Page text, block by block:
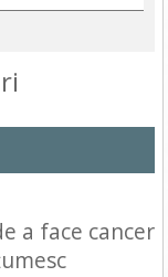
a face cancer